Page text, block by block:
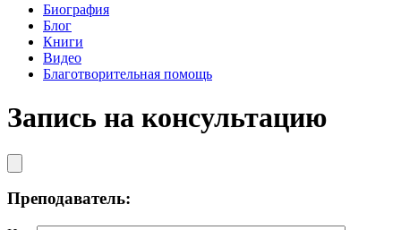
Биография
Блог
Книги
Видео
Благотворительная помощь
Запись на консультацию
Преподаватель: